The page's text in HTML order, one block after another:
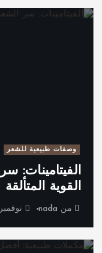
وصفات طبيعية للشعر
الفيتامينات:
القوية المتألقة
من nada نوفمبر 20, 2025